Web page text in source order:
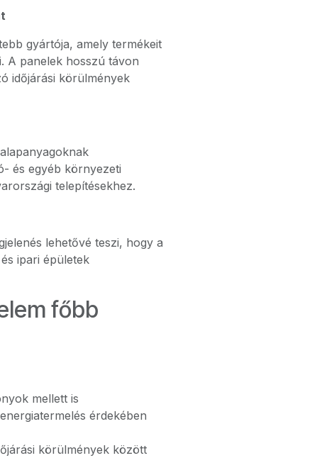
gyártója, amely termékeit
A panelek hosszú távon
időjárási körülmények
és egyéb környezeti
telepítésekhez.
lehetővé teszi, hogy a
ipari épületek
főbb
mellett is
érdekében
körülmények között